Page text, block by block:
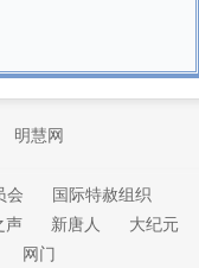
明慧网
会
国际特赦组织
声 新唐人
大纪元
网门